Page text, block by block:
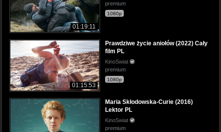
01:19:11
premium
1080p
01:15:53
Prawdziwe życie aniołów (2022) Cały
film PL
KinoSwiat
premium
1080p
Maria Skłodowska-Curie (2016)
Lektor PL
KinoSwiat
premium